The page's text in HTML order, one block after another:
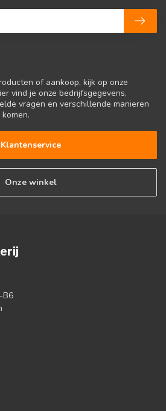
of aankoop, kijk op onze
vind je onze bedrijfsgegevens,
vragen en verschillende manieren
Klantenservice
Onze winkel
B6